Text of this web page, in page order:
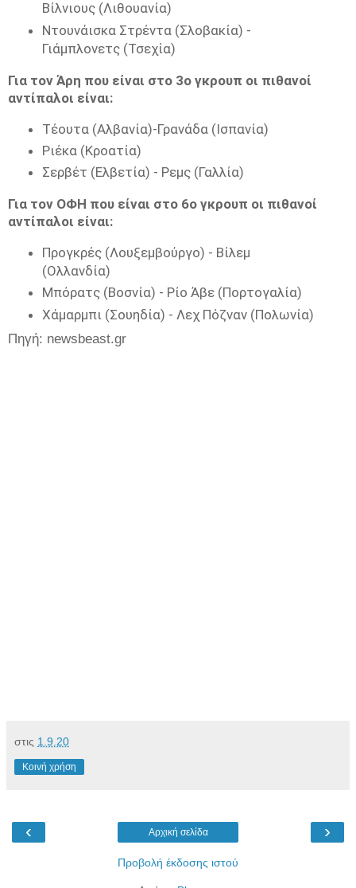
Βίλνιους (Λιθουανία)
Ντουνάισκα Στρέντα (Σλοβακία) -
Γιάμπλονετς (Τσεχία)
Για τον Άρη που είναι στο 3ο γκρουπ οι πιθανοί
αντίπαλοι είναι:
Τέουτα (Αλβανία)-Γρανάδα (Ισπανία)
Ριέκα (Κροατία)
Σερβέτ (Ελβετία) - Ρεμς (Γαλλία)
Για τον ΟΦΗ που είναι στο 6ο γκρουπ οι πιθανοί
αντίπαλοι είναι:
Προγκρές (Λουξεμβούργο) - Βίλεμ
(Ολλανδία)
Μπόρατς (Βοσνία) - Ρίο Άβε (Πορτογαλία)
Χάμαρμπι (Σουηδία) - Λεχ Πόζναν (Πολωνία)
Πηγή: newsbeast.gr
στις 1.9.20
Κοινή χρήση
‹ ›
Αρχική σελίδα
Προβολή έκδοσης ιστού